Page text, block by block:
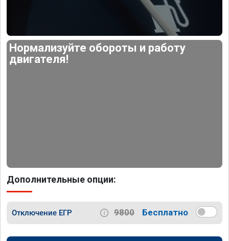
Нормализуйте обороты и работу
двигателя!
Дополнительные опции:
Отключение ЕГР 9800 Бесплатно